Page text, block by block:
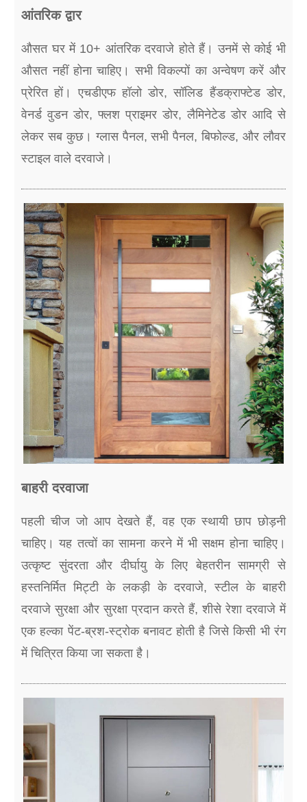
आंतरिक द्वार
औसत घर में 10+ आंतरिक दरवाजे होते हैं। उनमें से कोई भी
औसत नहीं होना चाहिए। सभी विकल्पों का अन्वेषण करें और
प्रेरित हों। एचडीएफ हॉलो डोर, सॉलिड हैंडक्राफ्टेड डोर,
वेनर्ड वुडन डोर, फ्लश प्राइमर डोर, लैमिनेटेड डोर आदि से
लेकर सब कुछ। ग्लास पैनल, सभी पैनल, बिफोल्ड, और लौवर
स्टाइल वाले दरवाजे।
बाहरी दरवाजा
पहली चीज जो आप देखते हैं, वह एक स्थायी छाप छोड़नी
चाहिए। यह तत्वों का सामना करने में भी सक्षम होना चाहिए।
उत्कृष्ट सुंदरता और दीर्घायु के लिए बेहतरीन सामग्री से
हस्तनिर्मित मिट्टी के लकड़ी के दरवाजे, स्टील के बाहरी
दरवाजे सुरक्षा और सुरक्षा प्रदान करते हैं, शीसे रेशा दरवाजे में
एक हल्का पेंट-ब्रश-स्ट्रोक बनावट होती है जिसे किसी भी रंग
में चित्रित किया जा सकता है।